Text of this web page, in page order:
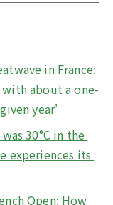
in France:
about a one-
year'
30°C in the
experiences its
Open: How